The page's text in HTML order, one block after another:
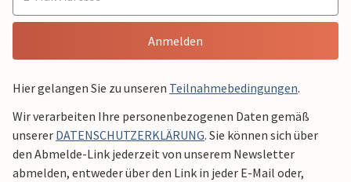
Anmelden
Hier gelangen Sie zu unseren Teilnahmebedingungen.
Wir verarbeiten Ihre personenbezogenen Daten gemäß
unserer DATENSCHUTZERKLÄRUNG. Sie können sich über
den Abmelde-Link jederzeit von unserem Newsletter
abmelden, entweder über den Link in jeder E-Mail oder,